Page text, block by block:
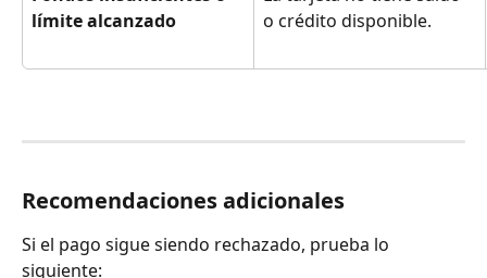
límite alcanzado
o crédito disponible.
Recomendaciones adicionales
Si el pago sigue siendo rechazado, prueba lo
siguiente: